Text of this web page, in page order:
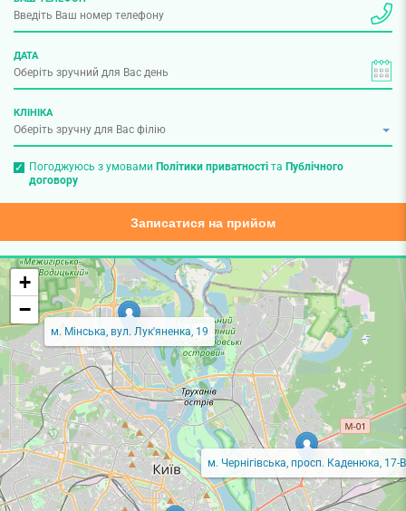
ДАТА
КЛІНІКА
Погоджуюсь з умовами Політики приватностіта Публічного
договору
Записатися на прийом
м. Мінська, вул. Лук'яненка, 19
м. Чернігівська, просп. Каденюка, 17-В
+
−